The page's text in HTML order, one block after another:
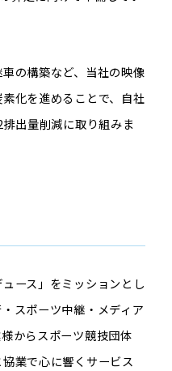
の構築など、当社の映像
化を進めることで、自社
排出量削減に取り組みま
ース」をミッションとし
スポーツ中継・メディア
からスポーツ競技団体
業で心に響くサービス